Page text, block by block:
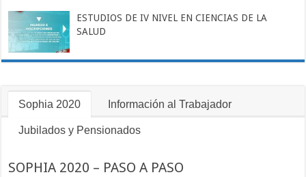
ESTUDIOS DE IV NIVEL EN CIENCIAS DE LA
SALUD
Sophia 2020 Información al Trabajador
Jubilados y Pensionados
SOPHIA 2020 – PASO A PASO